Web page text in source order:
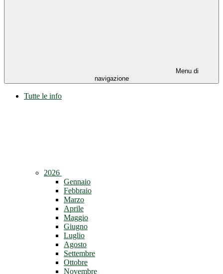
Menu di
navigazione
Tutte le info
2026
Gennaio
Febbraio
Marzo
Aprile
Maggio
Giugno
Luglio
Agosto
Settembre
Ottobre
Novembre